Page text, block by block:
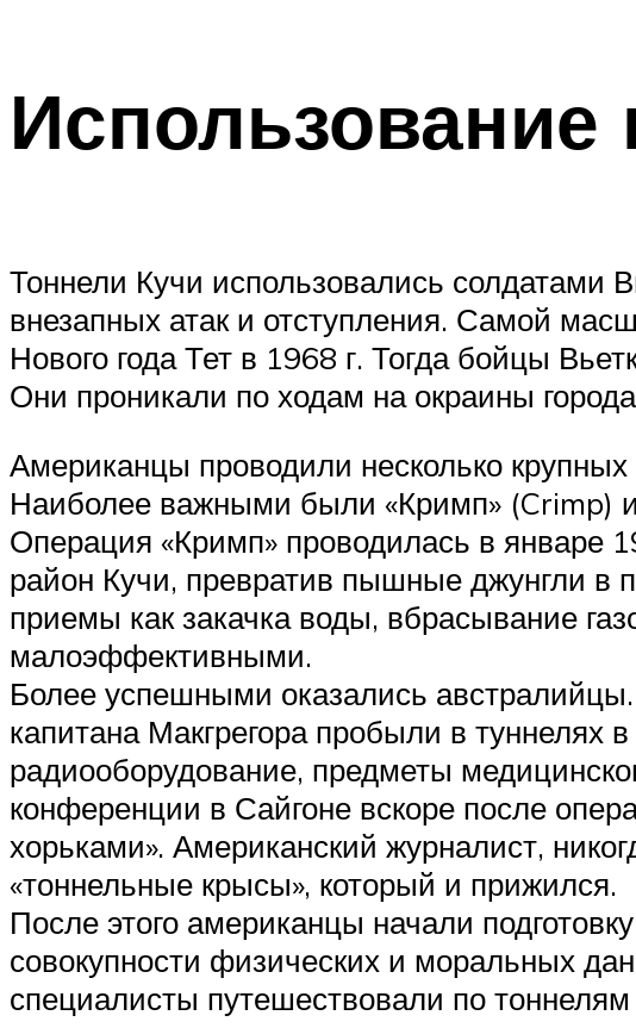
Тоннели Кучи использовались солдатами
внезапных атак и отступления. Самой
Нового года Тет в 1968 г. Тогда бойцы
Они проникали по ходам на окраины
Американцы проводили несколько
Наиболее важными были «Кримп» (Crimp)
Операция «Кримп» проводилась в
район Кучи, превратив пышные джунгли в
приемы как закачка воды, вбрасывание
малоэффективными.
Более успешными оказались
капитана Макгрегора пробыли в туннелях
радиооборудование, предметы
конференции в Сайгоне вскоре после
хорьками». Американский журналист,
«тоннельные крысы», который и прижился.
После этого американцы начали
совокупности физических и моральных
специалисты путешествовали по